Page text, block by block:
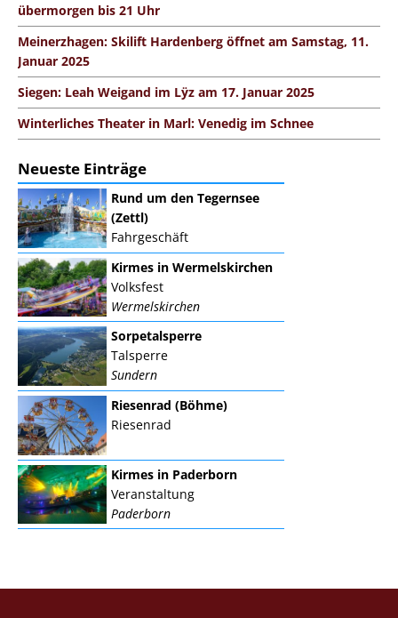
übermorgen bis 21 Uhr
Meinerzhagen: Skilift Hardenberg öffnet am Samstag, 11.
Januar 2025
Siegen: Leah Weigand im Lÿz am 17. Januar 2025
Winterliches Theater in Marl: Venedig im Schnee
Neueste Einträge
Rund um den Tegernsee
(Zettl)
Fahrgeschäft
Kirmes in Wermelskirchen
Volksfest
Wermelskirchen
Sorpetalsperre
Talsperre
Sundern
Riesenrad (Böhme)
Riesenrad
Kirmes in Paderborn
Veranstaltung
Paderborn